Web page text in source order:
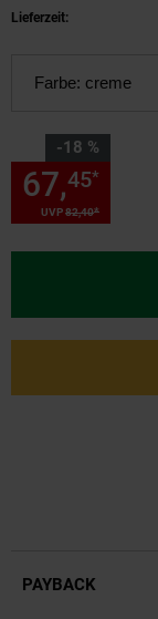
Lieferzeit:
Farbe: creme
-18 %
Sie Sparen 18
UVP82,40*
67,45*
PAYBACK